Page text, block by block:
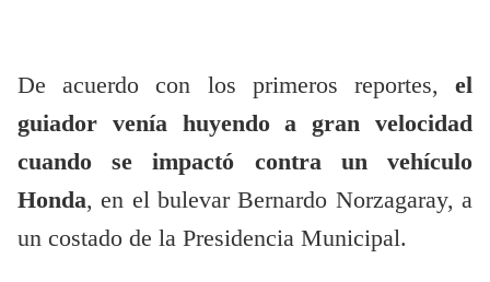
De acuerdo con los primeros reportes, el
guiador venía huyendo a gran velocidad
cuando se impactó contra un vehículo
Honda, en el bulevar Bernardo Norzagaray, a
un costado de la Presidencia Municipal.